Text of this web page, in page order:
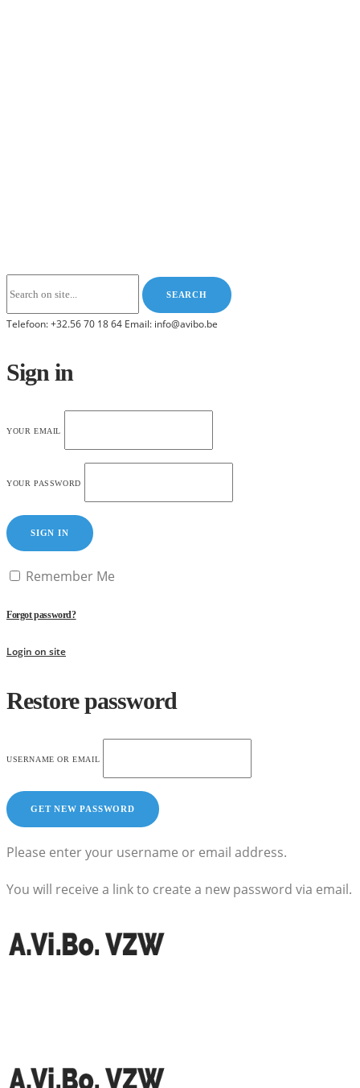
Telefoon: +32.56 70 18 64 Email: info@avibo.be
Sign in
YOUR EMAIL
YOUR PASSWORD
SIGN IN
Remember Me
Forgot password?
Login on site
Restore password
USERNAME OR EMAIL
Please enter your username or email address.
You will receive a link to create a new password via email.